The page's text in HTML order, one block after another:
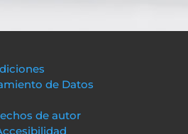
de Datos
de autor